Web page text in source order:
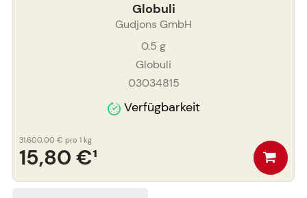
Globuli
Gudjons GmbH
0.5 g
Globuli
03034815
Verfügbarkeit
15,80 €¹
31.600,00 € pro 1 kg